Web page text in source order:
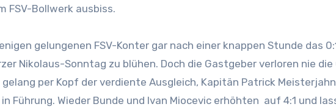
FSV-Bollwerk ausbiss.
gelungenen FSV-Konter gar nach einer knappen Stunde das
Nikolaus-Sonntag zu blühen. Doch die Gastgeber verloren nie die
per Kopf der verdiente Ausgleich, Kapitän Patrick Meisterjahn
Führung. Wieder Bunde und Ivan Miocevic erhöhten auf 4:1 und